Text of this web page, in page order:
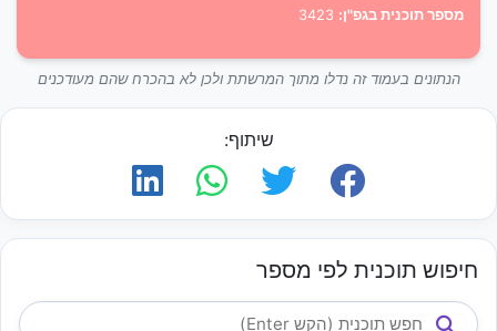
מספר תוכנית בגפ"ן:
הנתונים בעמוד זה נדלו מתוך המרשתת ולכן לא בהכרח שהם מעודכנים
שיתוף:
חיפוש תוכנית לפי מספר